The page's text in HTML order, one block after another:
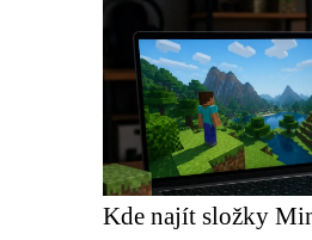
Kde najít složky